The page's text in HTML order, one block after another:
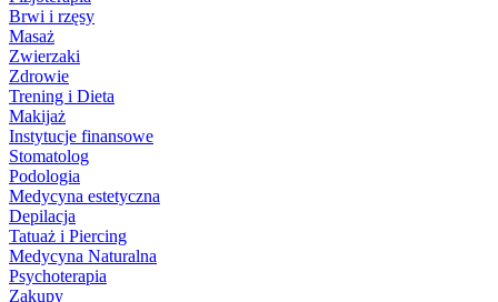
Brwi i rzęsy
Masaż
Zwierzaki
Zdrowie
Trening i Dieta
Makijaż
Instytucje finansowe
Stomatolog
Podologia
Medycyna estetyczna
Depilacja
Tatuaż i Piercing
Medycyna Naturalna
Psychoterapia
Zakupy